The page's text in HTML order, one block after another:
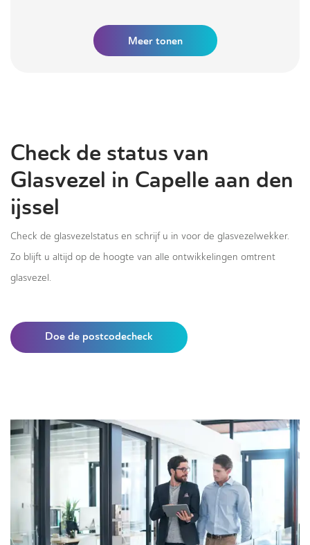
Meer tonen
Check de status van
Glasvezel in Capelle aan den
ijssel
Check de glasvezelstatus en schrijf u in voor de glasvezelwekker.
Zo blijft u altijd op de hoogte van alle ontwikkelingen omtrent
glasvezel.
Doe de postcodecheck